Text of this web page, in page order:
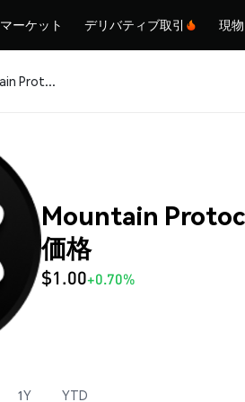
マーケット デリバティブ取引 現物
USDM (Mountain Protocol USD)
Mountain
価格
$1.00+0.70%
1Y YTD